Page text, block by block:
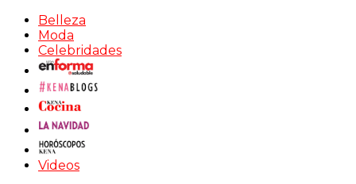
Belleza
Moda
Celebridades
Videos